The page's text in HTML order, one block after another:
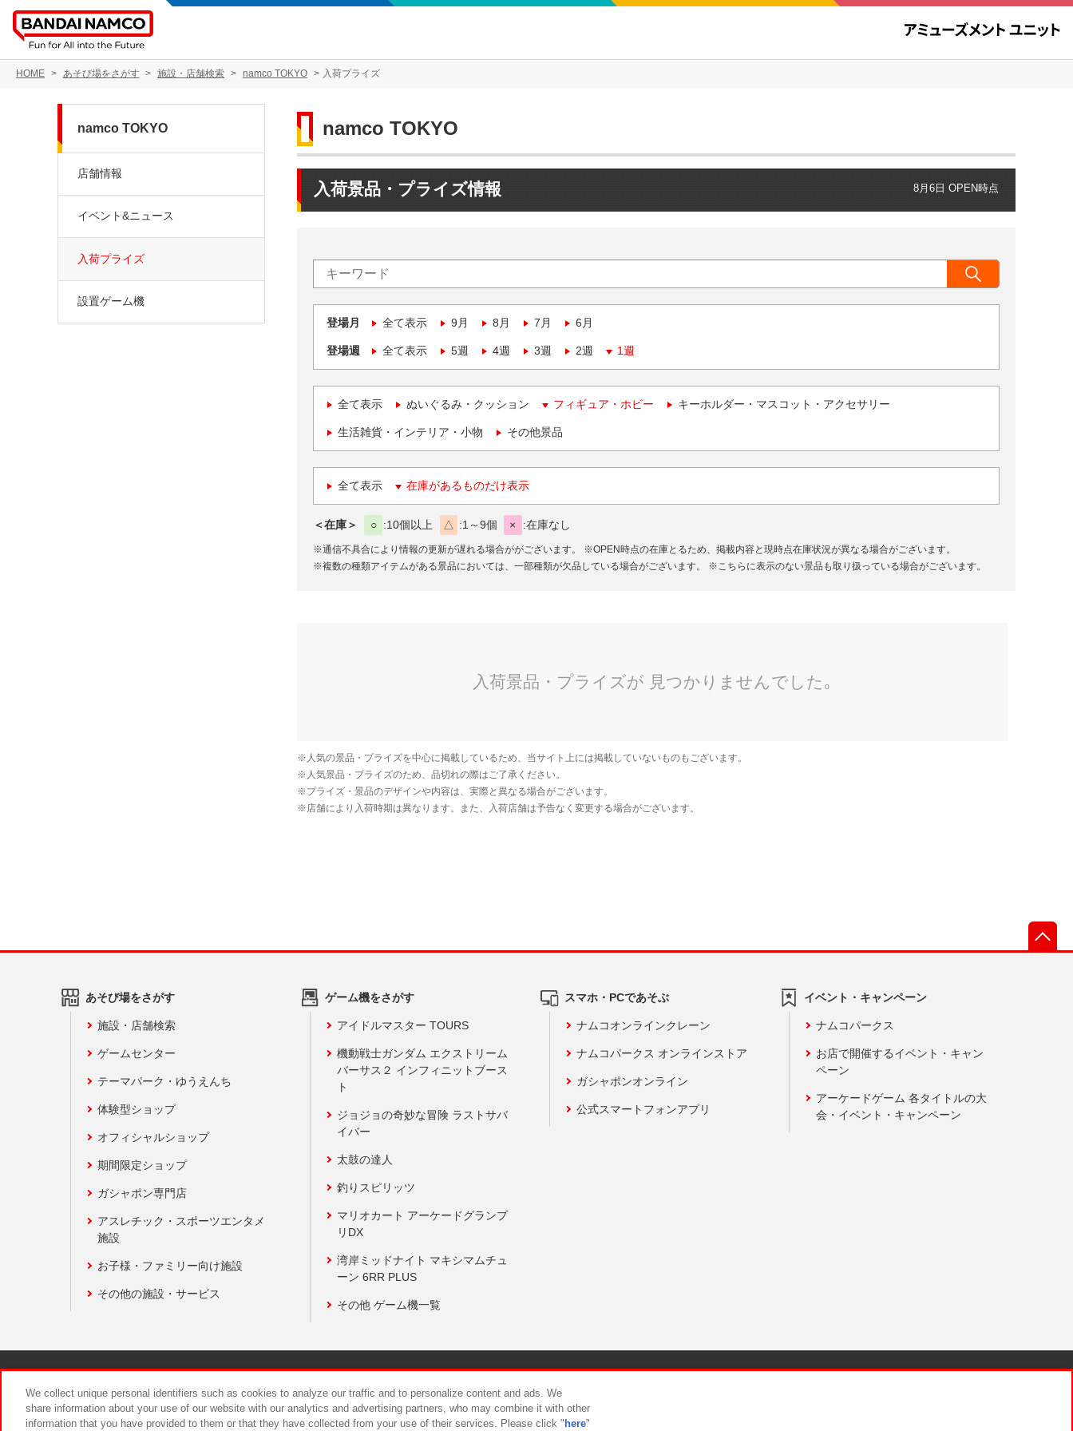
HOME あそび場をさがす 施設・店舗検索 namco TOKYO 入荷プライズ
namco TOKYO
入荷景品・プライズ情報 8月6日 OPEN時点
登場月 全て表示 9月 8月 7月 6月
登場週 全て表示 5週 4週 3週 2週 1週
全て表示 ぬいぐるみ・クッション フィギュア・ホビー キーホルダー・マスコット・アクセサリー
生活雑貨・インテリア・小物 その他景品
全て表示 在庫があるものだけ表示
＜在庫＞ ○ 10個以上 △ 1～9個 × 在庫なし
※通信不具合により情報の更新が遅れる場合ががございます。
※OPEN時点の在庫とるため、掲載内容と現時点在庫状況が異なる場合がございます。
※複数の種類アイテムがある景品においては、一部種類が欠品している場合がございます。
※こちらに表示のない景品も取り扱っている場合がございます。
namco TOKYO
店舗情報
イベント&ニュース
入荷プライズ
設置ゲーム機
あそび場をさがす
施設・店舗検索
ゲームセンター
テーマパーク・ゆうえんち
体験型ショップ
オフィシャルショップ
期間限定ショップ
ガシャポン専門店
アスレチック・スポーツエンタメ
施設
お子様・ファミリー向け施設
その他の施設・サービス
ゲーム機をさがす
アイドルマスター TOURS
機動戦士ガンダム エクストリーム
バーサス２ インフィニットブース
ト
ジョジョの奇妙な冒険 ラストサバ
イバー
太鼓の達人
釣りスピリッツ
マリオカート アーケードグランプ
リDX
湾岸ミッドナイト マキシマムチュ
ーン 6RR PLUS
その他 ゲーム機一覧
スマホ・PCであそぶ
ナムコオンラインクレーン
ナムコパークス オンラインストア
ガシャポンオンライン
公式スマートフォンアプリ
イベント・キャンペーン
ナムコパークス
お店で開催するイベント・キャン
ペーン
アーケードゲーム 各タイトルの大
会・イベント・キャンペーン
食品のご提供について カスタマーハラスメント対応方針
We collect unique personal identifiers such as cookies to analyze our traffic and to personalize content and ads. We
share information about your use of our website with our analytics and advertising partners, who may combine it with other
information that you have provided to them or that they have collected from your use of their services. Please click " here"